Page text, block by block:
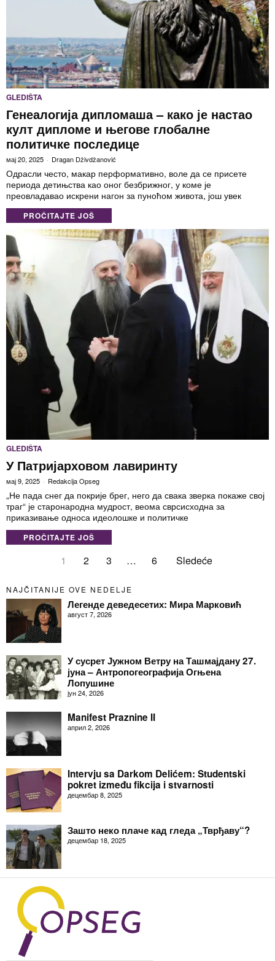
GLEDIŠTA
Генеалогија дипломаша – како је настао
култ дипломе и његове глобалне
политичке последице
мај 20, 2025 Dragan Dživdžanović
Одрасли често, макар перформативно, воле да се присете
периода детињства као оног безбрижног, у коме је
преовладавао искрени нагон за пуноћом живота, још увек
PROČITAJTE JOŠ
GLEDIŠTA
У Патријарховом лавиринту
мај 9, 2025 Redakcija Opseg
„Не пада снег да покрије брег, него да свака зверка покаже свој
траг“ је старонародна мудрост, веома сврсисходна за
приказивање односа идеолошке и политичке
PROČITAJTE JOŠ
1 2 3 … 6 Sledeće
NAJČITANIJE OVE NEDELJE
Легенде деведесетих: Мира Марковић
август 7, 2026
У сусрет Јужном Ветру на Ташмајдану 27.
јуна – Антропогеографија Огњена
Лопушине
јун 24, 2026
Manifest Praznine II
април 2, 2026
Intervju sa Darkom Delićem: Studentski
pokret između fikcija i stvarnosti
децембар 8, 2025
Зашто неко плаче кад гледа „Тврђаву“?
децембар 18, 2025